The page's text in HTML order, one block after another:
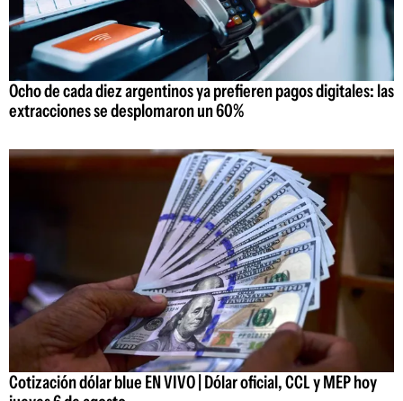
Ocho de cada diez argentinos ya prefieren pagos digitales: las
extracciones se desplomaron un 60%
Cotización dólar blue EN VIVO | Dólar oficial, CCL y MEP hoy